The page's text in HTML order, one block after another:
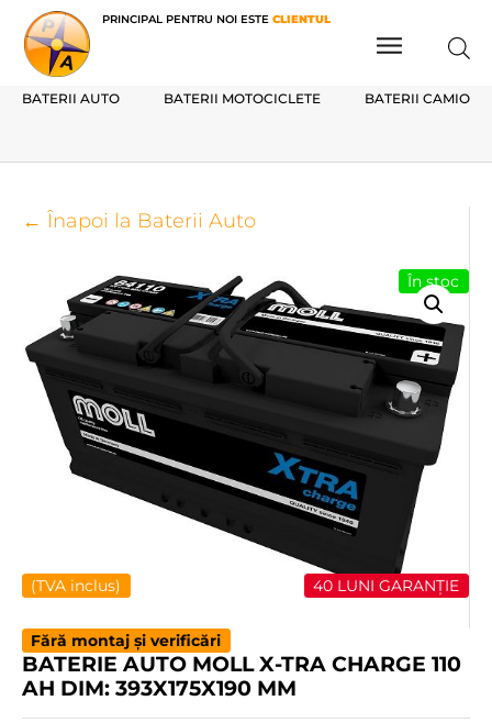
PRINCIPAL PENTRU NOI ESTE CLIENTUL
BATERII AUTO BATERII MOTOCICLETE BATERII
← Înapoi la Baterii Auto
40 LUNI GARANȚIE
(TVA inclus)
În stoc
Fără montaj și verificări
BATERIE AUTO MOLL X-TRA CHARGE 110
AH DIM: 393X175X190 MM